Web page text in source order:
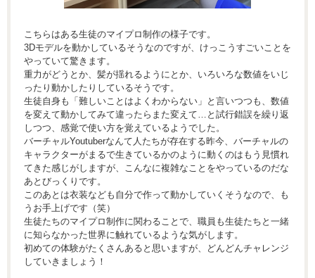
こちらはある生徒のマイプロ制作の様子です。
3Dモデルを動かしているそうなのですが、けっこうすごいことを
やっていて驚きます。
重力がどうとか、髪が揺れるようにとか、いろいろな数値をいじ
ったり動かしたりしているそうです。
生徒自身も「難しいことはよくわからない」と言いつつも、数値
を変えて動かしてみて違ったらまた変えて…と試行錯誤を繰り返
しつつ、感覚で使い方を覚えているようでした。
バーチャルYoutuberなんて人たちが存在する昨今、バーチャルの
キャラクターがまるで生きているかのように動くのはもう見慣れ
てきた感じがしますが、こんなに複雑なことをやっているのだな
あとびっくりです。
このあとは衣装なども自分で作って動かしていくそうなので、も
うお手上げです（笑）
生徒たちのマイプロ制作に関わることで、職員も生徒たちと一緒
に知らなかった世界に触れているような気がします。
初めての体験がたくさんあると思いますが、どんどんチャレンジ
していきましょう！